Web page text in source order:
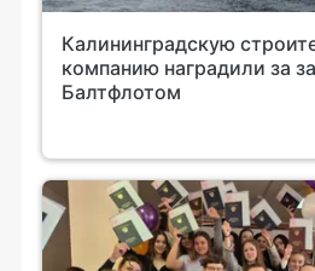
Калининградскую
компанию наградили за
Балтфлотом